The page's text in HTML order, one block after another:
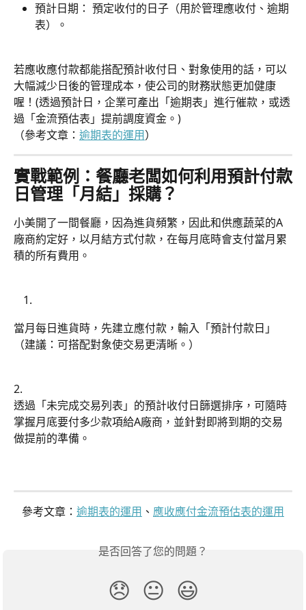
預計日期： 預定收付的日子（用於管理應收付、逾期
表）。
若應收應付款都能搭配預計收付日、對象使用的話，可以
大幅減少日後的管理成本，使公司的財務狀態更加健康
喔！(透過預計日，企業可產出「逾期表」進行催款，或透
過「金流預估表」提前調度資金。)
​（參考文章： 逾期表的運用）
實戰範例：餐廳老闆如何利用預計付款
日管理「月結」採購？
小美開了一間餐廳，因為進貨頻繁，因此和供應蔬菜的A
廠商約定好，以月結方式付款，在每月底時會支付當月累
積的所有費用。
當月每日進貨時，先建立應付款，輸入「預計付款日」
（建議：可搭配對象使交易更清晰。）
2.
透過「未完成交易列表」的預計收付日篩選排序，可隨時
掌握月底要付多少款項給A廠商，並針對即將到期的交易
做提前的準備。
參考文章： 逾期表的運用 、 應收應付金流預估表的運用
是否回答了您的問題？
😞 😐 😃